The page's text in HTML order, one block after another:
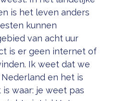
is het leven anders
kunnen
van acht uur
is er geen internet of
Ik weet dat we
en het is
waar: je weet pas